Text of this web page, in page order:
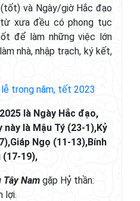
và Ngày/giờ Hắc đạo
xưa đều có phong tục
để làm những việc lớn
nhà, nhập trạch, ký kết,
lễ trong năm, tết 2023
là Ngày Hắc đạo,
là Mậu Tý (23-1),Kỷ
Ngọ (11-13),Bính
(17-19),
Tây Nam gặp Hỷ thần:
lợi.